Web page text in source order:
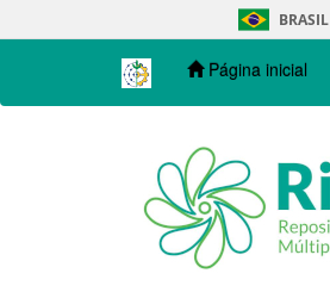
navigation
BRASIL
Página inicial